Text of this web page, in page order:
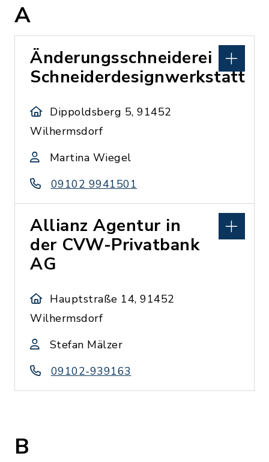
A
Änderungsschneiderei
Schneiderdesignwerkstatt
Dippoldsberg 5, 91452
Wilhermsdorf
Martina Wiegel
09102 9941501
Allianz Agentur in
der CVW-Privatbank
AG
Hauptstraße 14, 91452
Wilhermsdorf
Stefan Mälzer
09102-939163
B